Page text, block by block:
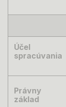
Účel
spracúvania
Právny
základ